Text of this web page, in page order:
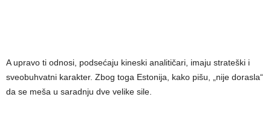
A upravo ti odnosi, podsećaju kineski analitičari, imaju strateški i
sveobuhvatni karakter. Zbog toga Estonija, kako pišu, „nije dorasla“
da se meša u saradnju dve velike sile.